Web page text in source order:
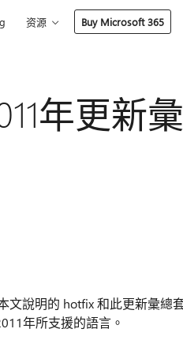
资源 Buy Microsoft 365
年更新彙
文說明的 hotfix 和此更新彙總
年所支援的語言。